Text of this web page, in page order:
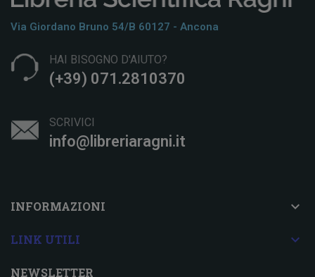
Via Giordano Bruno 54/b 60127 - Ancona
HAI BISOGNO D'AIUTO?
(+39) 071.2810370
SCRIVICI
info@libreriaragni.it
INFORMAZIONI 
LINK UTILI 
NEWSLETTER